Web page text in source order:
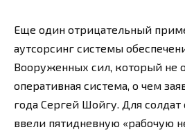
Еще один отрицательный
аутсорсинг системы
Вооруженных сил, который не
оперативная система, о чем
года Сергей Шойгу. Для
ввели пятидневную «рабочую